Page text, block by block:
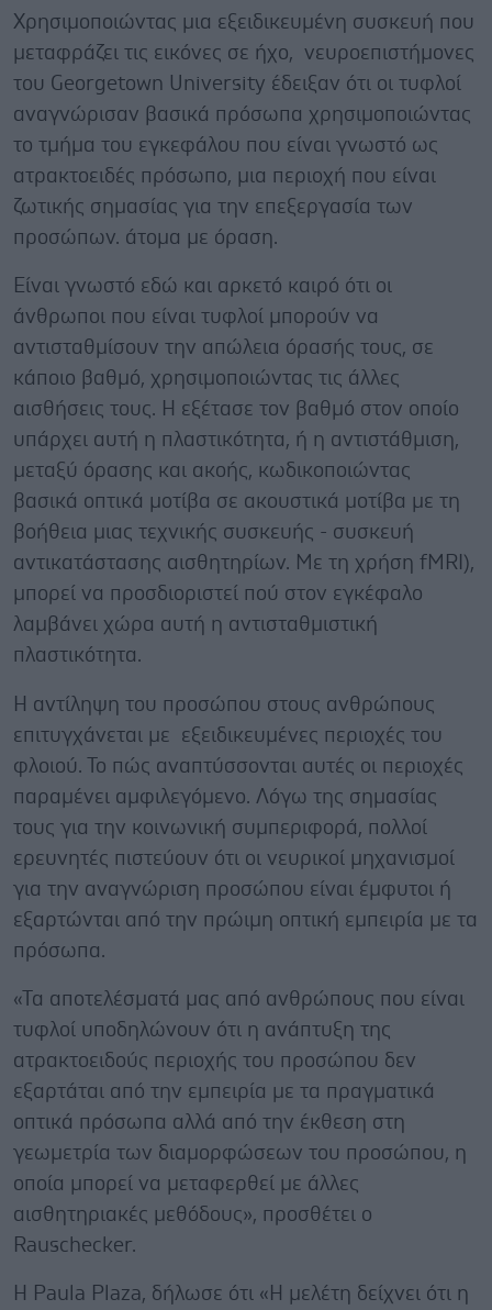
Χρησιμοποιώντας μια εξειδικευμένη συσκευή που
μεταφράζει τις εικόνες σε ήχο, νευροεπιστήμονες
του Georgetown University έδειξαν ότι οι τυφλοί
αναγνώρισαν βασικά πρόσωπα χρησιμοποιώντας
το τμήμα του εγκεφάλου που είναι γνωστό ως
ατρακτοειδές πρόσωπο, μια περιοχή που είναι
ζωτικής σημασίας για την επεξεργασία των
προσώπων. άτομα με όραση.
Είναι γνωστό εδώ και αρκετό καιρό ότι οι
άνθρωποι που είναι τυφλοί μπορούν να
αντισταθμίσουν την απώλεια όρασής τους, σε
κάποιο βαθμό, χρησιμοποιώντας τις άλλες
αισθήσεις τους. Η εξέτασε τον βαθμό στον οποίο
υπάρχει αυτή η πλαστικότητα, ή η αντιστάθμιση,
μεταξύ όρασης και ακοής, κωδικοποιώντας
βασικά οπτικά μοτίβα σε ακουστικά μοτίβα με τη
βοήθεια μιας τεχνικής συσκευής - συσκευή
αντικατάστασης αισθητηρίων. Με τη χρήση fMRI),
μπορεί να προσδιοριστεί πού στον εγκέφαλο
λαμβάνει χώρα αυτή η αντισταθμιστική
πλαστικότητα.
Η αντίληψη του προσώπου στους ανθρώπους
επιτυγχάνεται με εξειδικευμένες περιοχές του
φλοιού. Το πώς αναπτύσσονται αυτές οι περιοχές
παραμένει αμφιλεγόμενο. Λόγω της σημασίας
τους για την κοινωνική συμπεριφορά, πολλοί
ερευνητές πιστεύουν ότι οι νευρικοί μηχανισμοί
για την αναγνώριση προσώπου είναι έμφυτοι ή
εξαρτώνται από την πρώιμη οπτική εμπειρία με τα
πρόσωπα.
«Τα αποτελέσματά μας από ανθρώπους που είναι
τυφλοί υποδηλώνουν ότι η ανάπτυξη της
ατρακτοειδούς περιοχής του προσώπου δεν
εξαρτάται από την εμπειρία με τα πραγματικά
οπτικά πρόσωπα αλλά από την έκθεση στη
γεωμετρία των διαμορφώσεων του προσώπου, η
οποία μπορεί να μεταφερθεί με άλλες
αισθητηριακές μεθόδους», προσθέτει ο
Rauschecker.
Η Paula Plaza, δήλωσε ότι «Η μελέτη δείχνει ότι η